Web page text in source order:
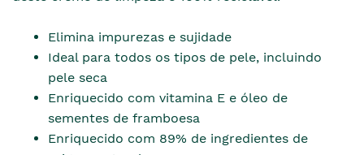
Elimina impurezas e sujidade
Ideal para todos os tipos de pele, incluindo
pele seca
Enriquecido com vitamina E e óleo de
sementes de framboesa
Enriquecido com 89% de ingredientes de